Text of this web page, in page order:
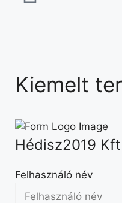
Kiemelt
Hédisz2019
Felhasználó név